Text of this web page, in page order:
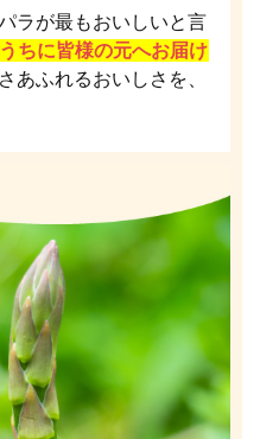
ラが最もおいしいと言
ちに皆様の元へお届け
あふれるおいしさを、